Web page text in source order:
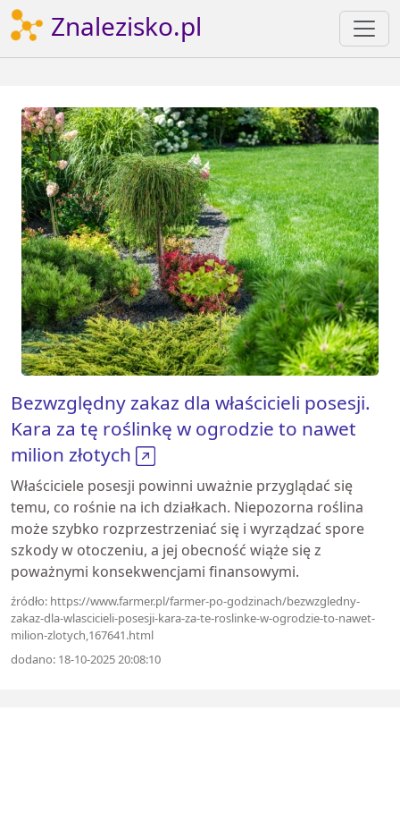
Znalezisko.pl
Bezwzględny zakaz dla właścicieli posesji.
Kara za tę roślinkę w ogrodzie to nawet
milion złotych
Właściciele posesji powinni uważnie przyglądać się
temu, co rośnie na ich działkach. Niepozorna roślina
może szybko rozprzestrzeniać się i wyrządzać spore
szkody w otoczeniu, a jej obecność wiąże się z
poważnymi konsekwencjami finansowymi.
źródło: https://www.farmer.pl/farmer-po-godzinach/bezwzgledny-
zakaz-dla-wlascicieli-posesji-kara-za-te-roslinke-w-ogrodzie-to-nawet-
milion-zlotych,167641.html
dodano: 18-10-2025 20:08:10